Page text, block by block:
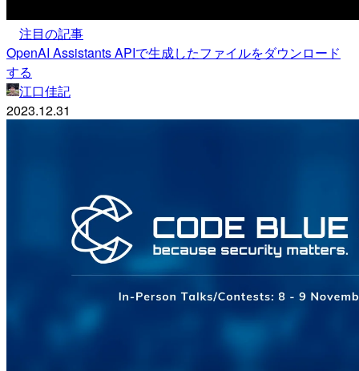
注目の記事
OpenAI Assistants APIで生成したファイルをダウンロード
する
江口佳記
2023.12.31